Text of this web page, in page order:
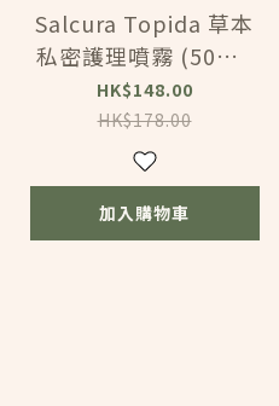
Salcura Topida 草本
私密護理噴霧 (50ml)
(BC147)
HK$148.00
HK$178.00
加入購物車